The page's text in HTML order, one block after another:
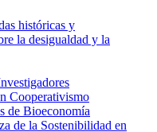
históricas y
la desigualdad y la
Cooperativismo
de Bioeconomía
de la Sostenibilidad en